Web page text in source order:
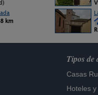
km
Tipos de
Casas
Hoteles y